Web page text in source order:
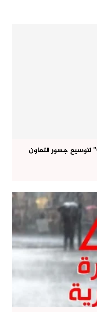
حضور البوهادي في مبادرة “Gli Italiani” لتوسيع جسور التعاون